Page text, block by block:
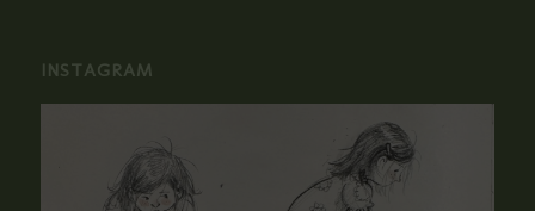
INSTAGRAM